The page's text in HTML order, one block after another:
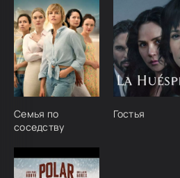
Семья по
соседству
Гостья